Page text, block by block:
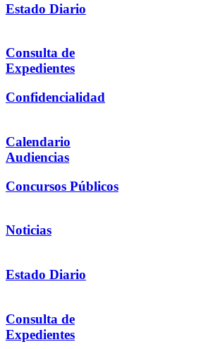
Estado Diario
Consulta de
Expedientes
Confidencialidad
Calendario
Audiencias
Concursos Públicos
Noticias
Estado Diario
Consulta de
Expedientes